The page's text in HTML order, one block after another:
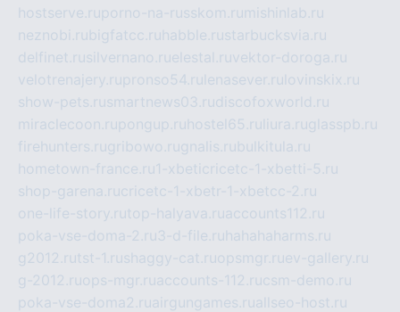
hostserve.ruporno-na-russkom.ru mishinlab.ru
neznobi.rubigfatcc.ru habble.rustarbucksvia.ru
delfinet.rusilvernano.ruelestal.ruvektor-doroga.ru
velotrenajery.rupronso54.ru lenasever.ru lovinskix.ru
show-pets.rusmartnews03.rudiscofoxworld.ru
miraclecoon.rupongup.ru hostel65.ru liura.ruglasspb.ru
firehunters.rugribowo.rugnalis.rubulkitula.ru
hometown-france.ru1-xbeticricetc-1-xbetti-5.ru
shop-garena.rucricetc-1-xbetr-1-xbetcc-2.ru
one-life-story.rutop-halyava.ruaccounts112.ru
poka-vse-doma-2.ru3-d-file.ru hahahaharms.ru
g2012.rutst-1.rushaggy-cat.ruopsmgr.ruev-gallery.ru
g-2012.ruops-mgr.ruaccounts-112.rucsm-demo.ru
poka-vse-doma2.ruairgungames.ruallseo-host.ru